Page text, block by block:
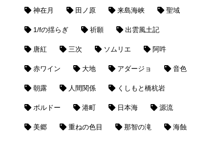
神在月 田ノ原 来島海峡 聖域
1/fの揺らぎ 祈願 出雲風土記
唐紅 三次 ソムリエ 阿吽
赤ワイン 大地 アダージョ 音色
朝露 人間関係 くしもと橋杭岩
ボルドー 港町 日本海 源流
美郷 重ねの色目 那智の滝 海蝕